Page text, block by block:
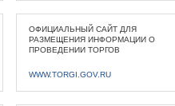
ОФИЦИАЛЬНЫЙ САЙТ ДЛЯ
РАЗМЕЩЕНИЯ ИНФОРМАЦИИ О
ПРОВЕДЕНИИ ТОРГОВ
WWW.TORGI.GOV.RU